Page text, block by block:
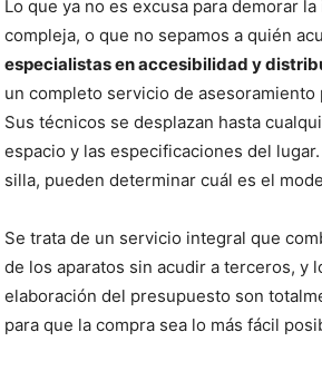
Lo que ya no es excusa para demorar
compleja, o que no sepamos a quién
especialistas en accesibilidad y
un completo servicio de asesoramiento
Sus técnicos se desplazan hasta
espacio y las especificaciones del
silla, pueden determinar cuál es el
Se trata de un servicio integral que
de los aparatos sin acudir a terceros, y
elaboración del presupuesto son
para que la compra sea lo más fácil